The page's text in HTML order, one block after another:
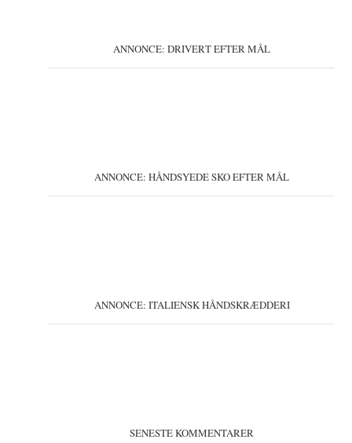
ANNONCE: DRIVERT EFTER MÅL
ANNONCE: HÅNDSYEDE SKO EFTER MÅL
ANNONCE: ITALIENSK HÅNDSKRÆDDERI
SENESTE KOMMENTARER